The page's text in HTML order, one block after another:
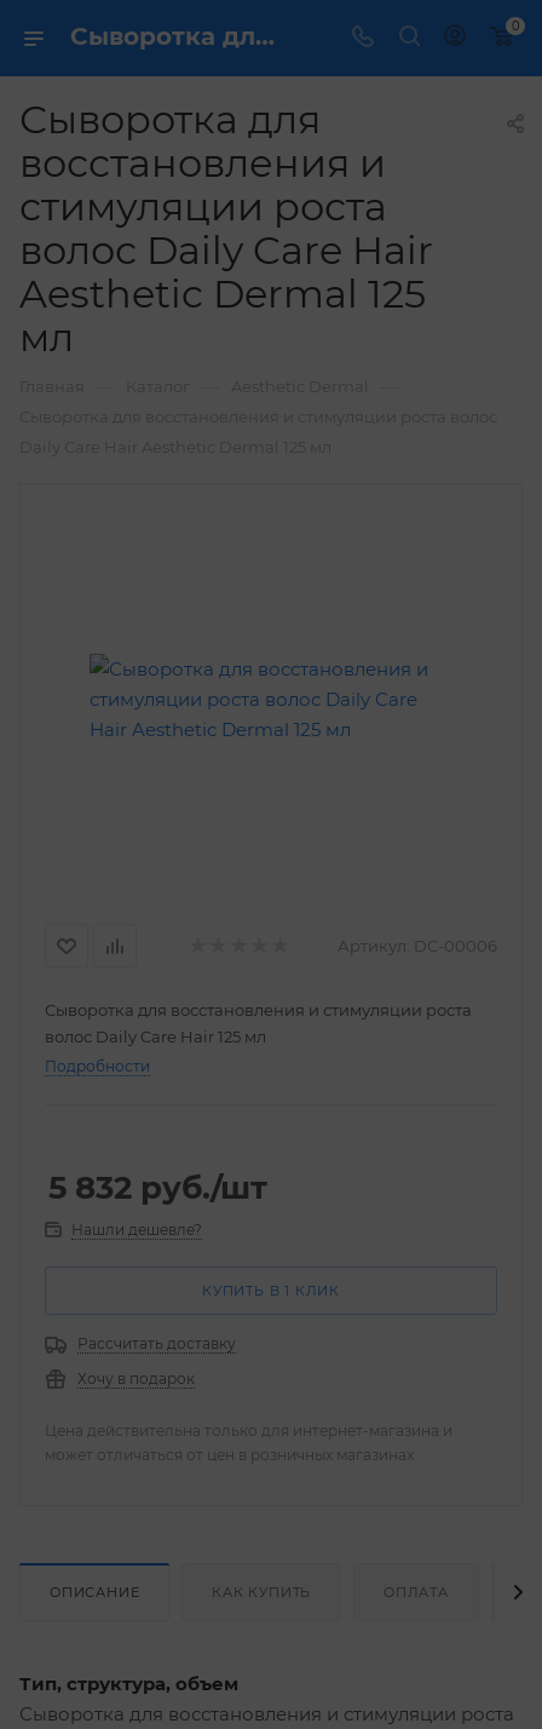
Сыворотка для восстановления и стимуляции роста волос Daily Care Hair Aesthetic Dermal 125 мл купить по выгодной цене в интернет магазине 0
Сыворотка для
восстановления и
стимуляции роста
волос Daily Care Hair
Aesthetic Dermal 125
мл
Артикул: DС-00006
Сыворотка для восстановления и стимуляции роста
волос Daily Care Hair 125 мл
Подробности
5 832 руб./шт
Нашли дешевле?
КУПИТЬ В 1 КЛИК
Рассчитать доставку
Хочу в подарок
Цена действительна только для интернет-магазина и
может отличаться от цен в розничных магазинах
ОПИСАНИЕ КАК КУПИТЬ ОПЛАТА
Тип, структура, объем
Сыворотка для восстановления и стимуляции роста